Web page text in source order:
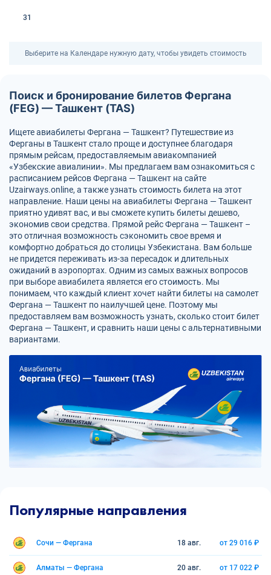
31
Выберите на Календаре нужную дату, чтобы увидеть стоимость
Поиск и бронирование билетов Фергана
(FEG) — Ташкент (TAS)
Ищете авиабилеты Фергана — Ташкент? Путешествие из
Ферганы в Ташкент стало проще и доступнее благодаря
прямым рейсам, предоставляемым авиакомпанией
«Узбекские авиалинии». Мы предлагаем вам ознакомиться с
расписанием рейсов Фергана — Ташкент на сайте
Uzairways.online, а также узнать стоимость билета на этот
направление. Наши цены на авиабилеты Фергана — Ташкент
приятно удивят вас, и вы сможете купить билеты дешево,
экономив свои средства. Прямой рейс Фергана — Ташкент –
это отличная возможность сэкономить свое время и
комфортно добраться до столицы Узбекистана. Вам больше
не придется переживать из-за пересадок и длительных
ожиданий в аэропортах. Одним из самых важных вопросов
при выборе авиабилета является его стоимость. Мы
понимаем, что каждый клиент хочет найти билеты на самолет
Фергана — Ташкент по наилучшей цене. Поэтому мы
предоставляем вам возможность узнать, сколько стоит билет
Фергана — Ташкент, и сравнить наши цены с альтернативными
вариантами.
Популярные направления
Сочи — Фергана 18 авг. от 29 016 ₽
Алматы — Фергана 20 авг. от 17 022 ₽